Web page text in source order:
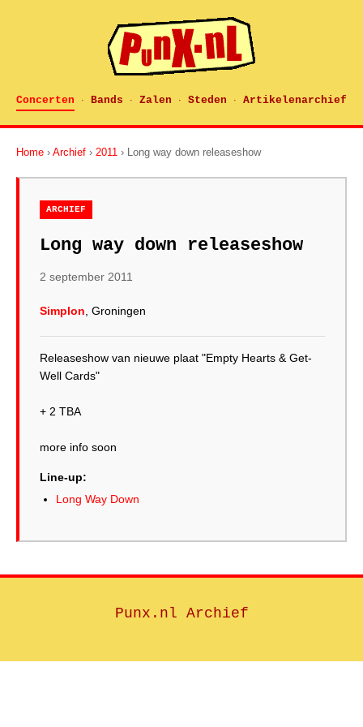
Concerten · Bands · Zalen · Steden · Artikelenarchief
Home › Archief › 2011 › Long way down releaseshow
ARCHIEF
Long way down releaseshow
2 september 2011
Simplon , Groningen
Releaseshow van nieuwe plaat "Empty Hearts & Get-
Well Cards"
+ 2 TBA
more info soon
Line-up:
Long Way Down
Punx.nl Archief